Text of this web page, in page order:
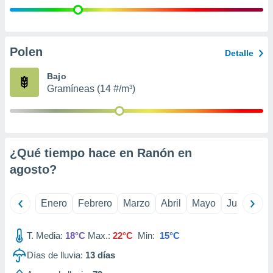
su
momento
en
o acceder
datos
Polen Detalle
Bajo
Gramíneas (14 #/m³)
¿Qué tiempo hace en Ranón en
agosto?
Enero Febrero Marzo Abril Mayo Junio
T. Media: 18°C Max.: 22°C Min: 15°C
Días de lluvia: 13 días